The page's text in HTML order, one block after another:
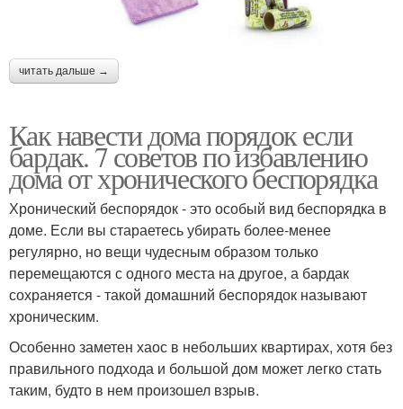
читать дальше →
Как навести дома порядок если
бардак. 7 советов по избавлению
дома от хронического беспорядка
Хронический беспорядок - это особый вид беспорядка в
доме. Если вы стараетесь убирать более-менее
регулярно, но вещи чудесным образом только
перемещаются с одного места на другое, а бардак
сохраняется - такой домашний беспорядок называют
хроническим.
Особенно заметен хаос в небольших квартирах, хотя без
правильного подхода и большой дом может легко стать
таким, будто в нем произошел взрыв.